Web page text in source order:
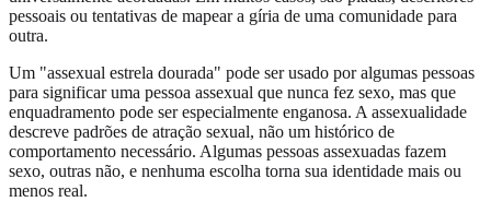
pessoais ou tentativas de mapear a gíria de uma comunidade para
outra.
Um "assexual estrela dourada" pode ser usado por algumas pessoas
para significar uma pessoa assexual que nunca fez sexo, mas que
enquadramento pode ser especialmente enganosa. A assexualidade
descreve padrões de atração sexual, não um histórico de
comportamento necessário. Algumas pessoas assexuadas fazem
sexo, outras não, e nenhuma escolha torna sua identidade mais ou
menos real.